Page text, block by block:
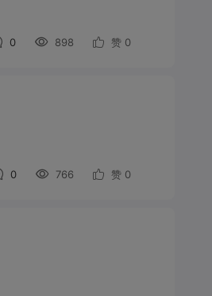
0 898 赞 0
0 766 赞 0